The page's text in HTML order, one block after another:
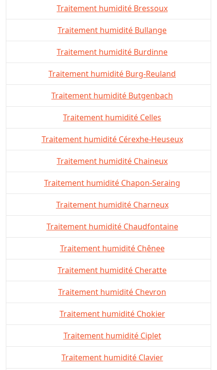
Traitement humidité Bressoux
Traitement humidité Bullange
Traitement humidité Burdinne
Traitement humidité Burg-Reuland
Traitement humidité Butgenbach
Traitement humidité Celles
Traitement humidité Cérexhe-Heuseux
Traitement humidité Chaineux
Traitement humidité Chapon-Seraing
Traitement humidité Charneux
Traitement humidité Chaudfontaine
Traitement humidité Chênee
Traitement humidité Cheratte
Traitement humidité Chevron
Traitement humidité Chokier
Traitement humidité Ciplet
Traitement humidité Clavier